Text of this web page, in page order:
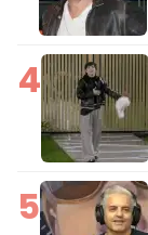
4
5